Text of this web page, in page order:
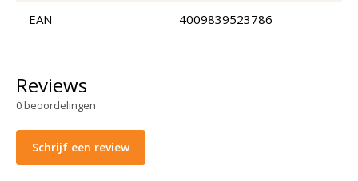
EAN 4009839523786
Reviews
0beoordelingen
Schrijf een review